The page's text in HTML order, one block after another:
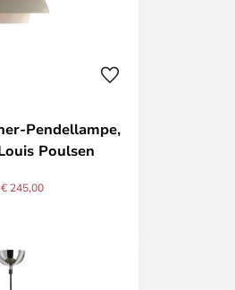
Pendellampe,
Poulsen
245,00